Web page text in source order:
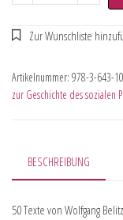
Artikelnummer: 978-3-643-
zur Geschichte des sozialen
BESCHREIBUNG
50 Texte von Wolfgang